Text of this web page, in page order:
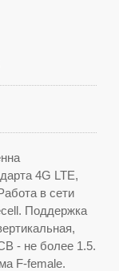
4G LTE,
в сети
Поддержка
- не более 1.5.
F-female.